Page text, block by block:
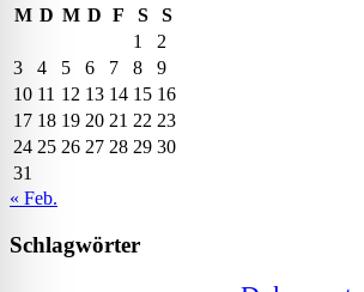
M D M D F S
S
1
2
3
4 5 6 7 8
9
10 11 12 13 14 15 16
17 18 19 20 21 22 23
24 25 26 27 28 29 30
31
« Feb.
Schlagwörter